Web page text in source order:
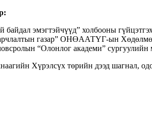
:
эмэгтэйчүүд” холбооны
арчлалтын газар” ОНӨААТҮГ-ын
“Олонлог академи” сургуулийн
Хүрэлсүх төрийн дээд шагнал,